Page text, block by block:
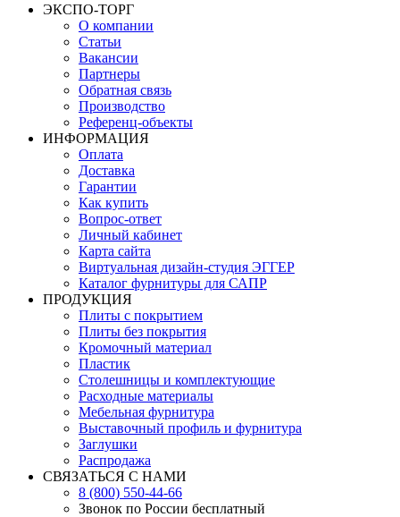
ЭКСПО-ТОРГ
О компании
Статьи
Вакансии
Партнеры
Обратная связь
Производство
Референц-объекты
ИНФОРМАЦИЯ
Оплата
Доставка
Гарантии
Как купить
Вопрос-ответ
Личный кабинет
Карта сайта
Виртуальная дизайн-студия ЭГГЕР
Каталог фурнитуры для САПР
ПРОДУКЦИЯ
Плиты с покрытием
Плиты без покрытия
Кромочный материал
Пластик
Столешницы и комплектующие
Расходные материалы
Мебельная фурнитура
Выставочный профиль и фурнитура
Заглушки
Распродажа
СВЯЗАТЬСЯ С НАМИ
8 (800) 550-44-66
Звонок по России бесплатный